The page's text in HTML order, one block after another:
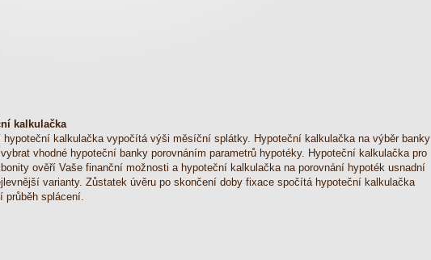
kalkulačka
hypoteční kalkulačka vypočítá výši měsíční splátky. Hypoteční kalkulačka na výběr banky
vhodné hypoteční banky porovnáním parametrů hypotéky. Hypoteční kalkulačka pro
ověří Vaše finanční možnosti a hypoteční kalkulačka na porovnání hypoték usnadní
varianty. Zůstatek úvěru po skončení doby fixace spočítá hypoteční kalkulačka
průběh splácení.